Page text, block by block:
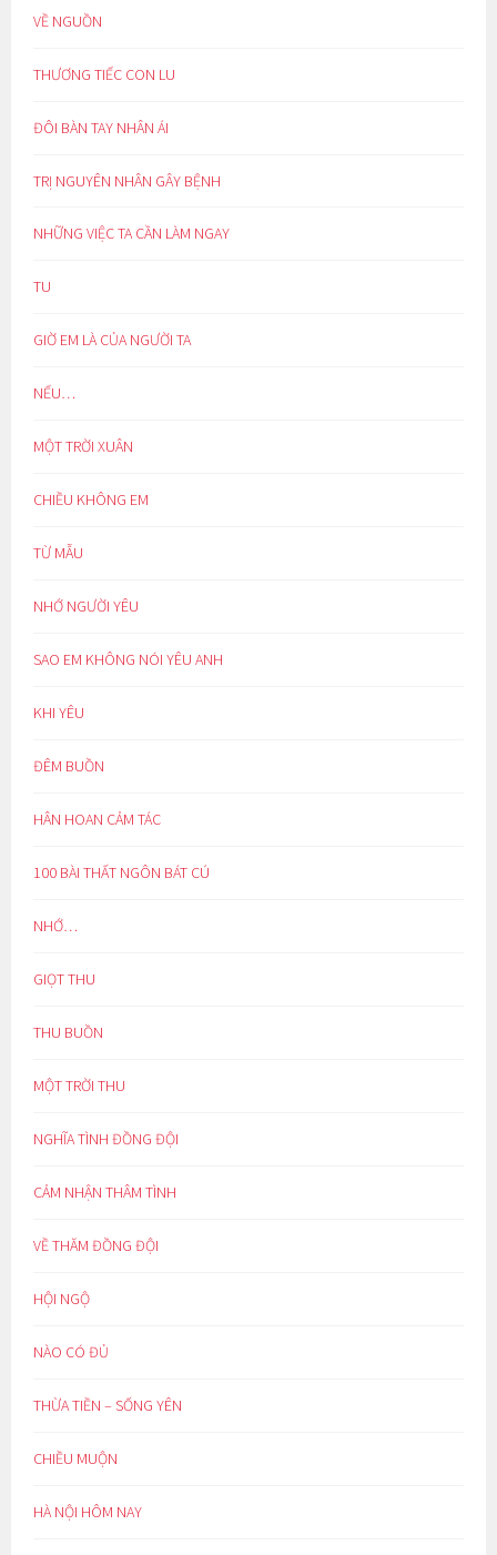
VỀ NGUỒN
THƯƠNG TIẾC CON LU
ĐÔI BÀN TAY NHÂN ÁI
TRỊ NGUYÊN NHÂN GÂY BỆNH
NHỮNG VIỆC TA CẦN LÀM NGAY
TU
GIỜ EM LÀ CỦA NGƯỜI TA
NẾU…
MỘT TRỜI XUÂN
CHIỀU KHÔNG EM
TỪ MẪU
NHỚ NGƯỜI YÊU
SAO EM KHÔNG NÓI YÊU ANH
KHI YÊU
ĐÊM BUỒN
HÂN HOAN CẢM TÁC
100 BÀI THẤT NGÔN BÁT CÚ
NHỚ…
GIỌT THU
THU BUỒN
MỘT TRỜI THU
NGHĨA TÌNH ĐỒNG ĐỘI
CẢM NHẬN THÂM TÌNH
VỀ THĂM ĐỒNG ĐỘI
HỘI NGỘ
NÀO CÓ ĐỦ
THỪA TIỀN – SỐNG YÊN
CHIỀU MUỘN
HÀ NỘI HÔM NAY